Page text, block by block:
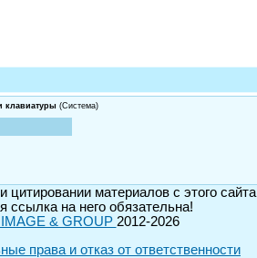
клавиатуры (Система)
цитировании материалов с этого сайта
ссылка на него обязательна!
& GROUP 2012-2026
права и отказ от ответственности